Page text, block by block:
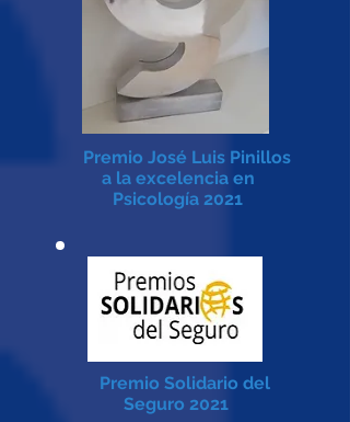
Premio José Luis Pinillos
a la excelencia en
Psicología 2021
Premio Solidario del
Seguro 2021